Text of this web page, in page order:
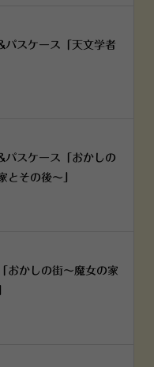
パスケース「天文学者
パスケース「おかしの
とその後～」
おかしの街～魔女の家